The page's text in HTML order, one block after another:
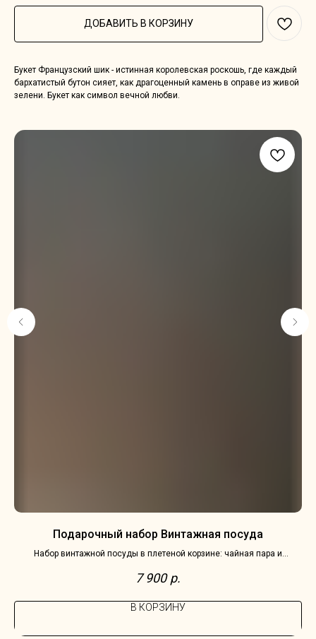
ДОБАВИТЬ В КОРЗИНУ
Букет Французский шик - истинная королевская роскошь, где каждый
бархатистый бутон сияет, как драгоценный камень в оправе из живой
зелени. Букет как символ вечной любви.
Подарочный набор Винтажная посуда
Набор винтажной посуды в плетеной корзине: чайная пара и
7 900 р.
В КОРЗИНУ